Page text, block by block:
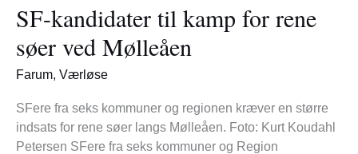
SF-kandidater til kamp for rene
søer ved Mølleåen
Farum, Værløse
SFere fra seks kommuner og regionen kræver en større
indsats for rene søer langs Mølleåen. Foto: Kurt Koudahl
Petersen SFere fra seks kommuner og Region
til
kamp
for
rene
ved
Mølleåen